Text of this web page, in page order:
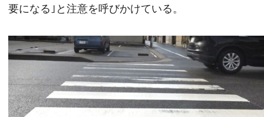
要になる｣と注意を呼びかけている。